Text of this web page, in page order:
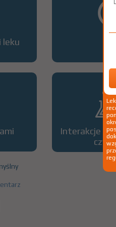
leku
Interakcje z